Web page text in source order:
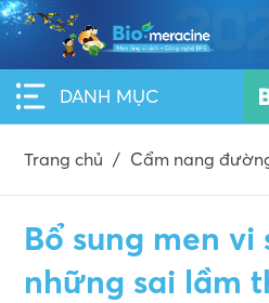
DANH MỤC
Trang chủ / Cẩm nang
Bổ sung men vi
những sai lầm